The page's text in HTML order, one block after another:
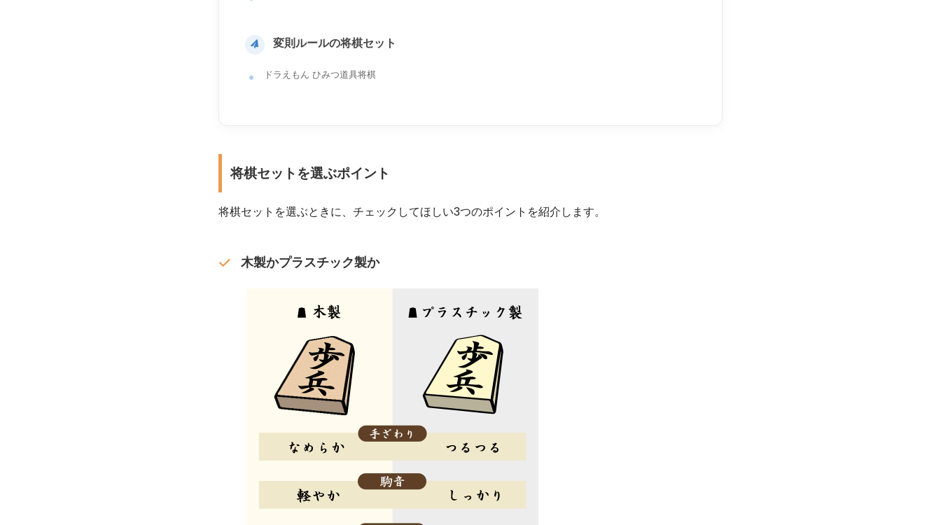
変則ルールの将棋セット
ドラえもん ひみつ道具将棋
将棋セットを選ぶポイント
将棋セットを選ぶときに、チェックしてほしい3つのポイントを紹介します。
木製かプラスチック製か